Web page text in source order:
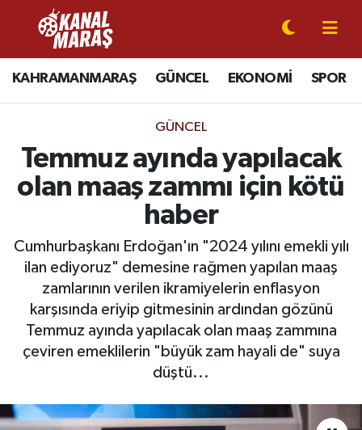
KAHRAMANMARAŞ GÜNCEL EKONOMİ SPOR
GÜNCEL
Temmuz ayında yapılacak
olan maaş zammı için kötü
haber
Cumhurbaşkanı Erdoğan'ın "2024 yılını emekli yılı
ilan ediyoruz" demesine rağmen yapılan maaş
zamlarının verilen ikramiyelerin enflasyon
karşısında eriyip gitmesinin ardından gözünü
Temmuz ayında yapılacak olan maaş zammına
çeviren emeklilerin "büyük zam hayali de" suya
düştü...
CANLI YAYIN
KAHRAMANMARAŞ
SPOR
EKONOMİ
GÜNDEM
MAGAZİN
Kahramanmaraş Nöbetçi Eczaneler
Kahramanmaraş Hava Durumu
Kahramanmaraş Trafik Yoğunluk Haritası
Süper Lig Puan Durumu ve Fikstür
Tüm Manşetler
Son Dakika Haberleri
Haber Arşivi